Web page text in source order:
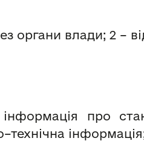
влади; 2 –
про